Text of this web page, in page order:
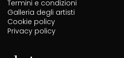
Termini e condizioni
Galleria degli artisti
Cookie policy
Privacy policy